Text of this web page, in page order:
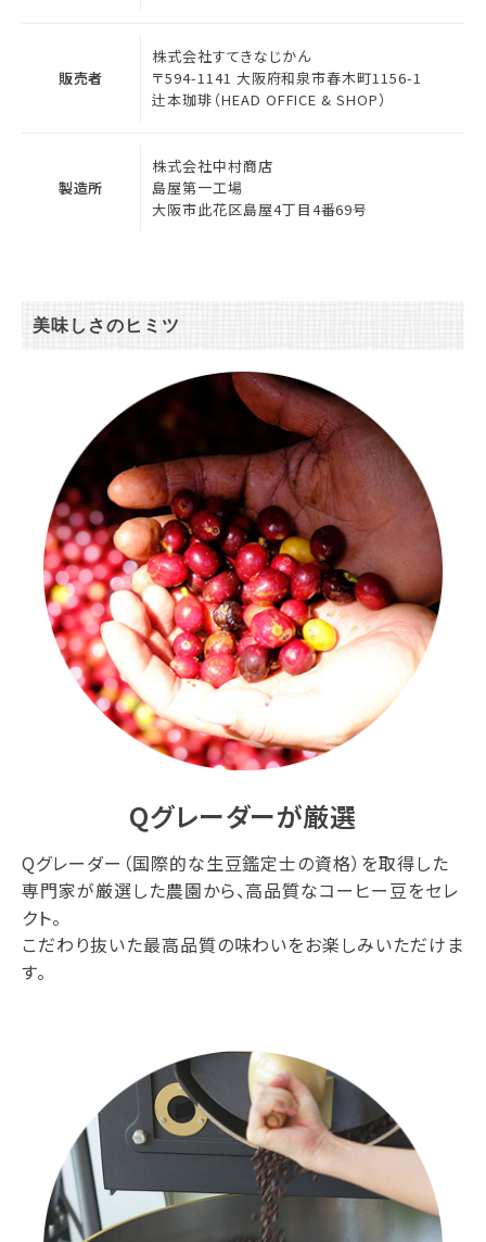
販売者
株式会社すてきなじかん
〒594-1141 大阪府和泉市春木町1156-1
辻本珈琲（HEAD OFFICE & SHOP）
製造所
株式会社中村商店
島屋第一工場
大阪市此花区島屋4丁目4番69号
美味しさのヒミツ
Qグレーダーが厳選
Qグレーダー（国際的な生豆鑑定士の資格）を取得した
専門家が厳選した農園から、高品質なコーヒー豆をセレ
クト。
こだわり抜いた最高品質の味わいをお楽しみいただけま
す。